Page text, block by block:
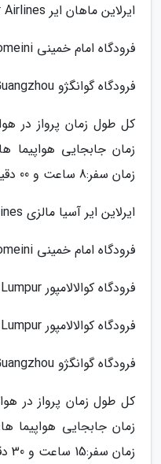
ایرلاین ماهان ایر Mahan Air Airlines :
فرودگاه امام خمینی Tehran Khomeini تهران ایران (IKA)
فرودگاه گوانگژو Guangzhou چین (CAN)
زمان سفر:8 ساعت و 00 دقیقه
ایرلاین ایر آسیا مالزی Air Asia Airlines :
فرودگاه امام خمینی Tehran Khomeini تهران ایران (IKA)
فرودگاه کوالالامپور Kuala Lumpur مالزی (KUL)
فرودگاه کوالالامپور Kuala Lumpur مالزی (KUL)
فرودگاه گوانگژو Guangzhou چین (CAN)
زمان سفر:15 ساعت و 30 دقیقه